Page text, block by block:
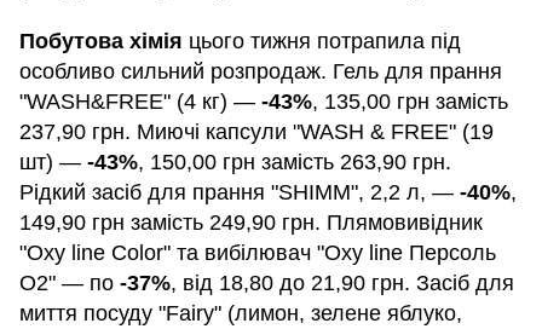
Побутова хімія цього тижня потрапила під
особливо сильний розпродаж. Гель для прання
"WASH&FREE" (4 кг) — -43%, 135,00 грн замість
237,90 грн. Миючі капсули "WASH & FREE" (19
шт) — -43%, 150,00 грн замість 263,90 грн.
Рідкий засіб для прання "SHIMM", 2,2 л, — -40%,
149,90 грн замість 249,90 грн. Плямовивідник
"Oxy line Color" та вибілювач "Oxy line Персоль
О2" — по -37%, від 18,80 до 21,90 грн. Засіб для
миття посуду "Fairy" (лимон, зелене яблуко,